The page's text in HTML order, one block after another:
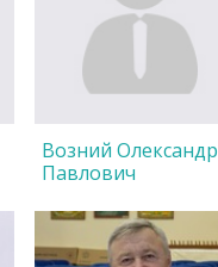
Возний Олександр
Павлович